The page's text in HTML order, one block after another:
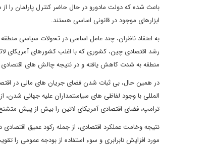
باعث شده که دولت مادورو در حال حاضر کنترل پارلمان را
ابزارهای موجود در قانونی اساسی هستند.
به اعتقاد ناظران، چند عامل اساسی در تحولات سیاسی
رشد اقتصادی چین، کشوری که با اغلب کشورهای آمریکای
منطقه به شدت کاهش یافته و در نتیجه چالش های
در همین حال، بی ثبات شدن فضای جریان های مالی در
المللی با وجود لفاظی های سیاستمداران علیه جهانی
ترامپ، فضای اقتصادی آمریکای لاتین را بیش از پیش
نتیجه وخامت عملکرد اقتصادی، از جمله رکود عمیق
مورد افزایش نابرابری و سوء استفاده از بودجه عمومی را